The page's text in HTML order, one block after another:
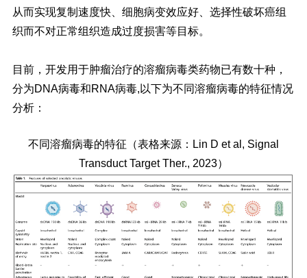
从而实现复制速度快、细胞病变效应好、选择性破坏癌组
织而不对正常组织造成过度损害等目标。
目前，开发用于肿瘤治疗的溶瘤病毒类药物已有数十种，
分为DNA病毒和RNA病毒,以下为不同溶瘤病毒的特征情况
分析：
不同溶瘤病毒的特征 （表格来源： Lin D et al, Signal
Transduct Target Ther., 2023）